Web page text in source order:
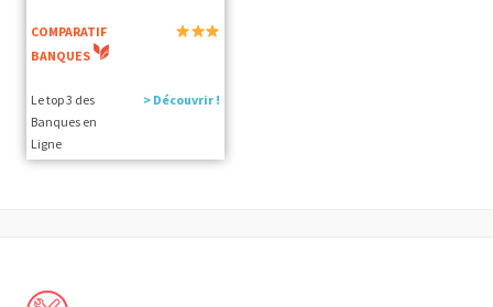
COMPARATIF
BANQUES
Le top 3 des
Banques en
Ligne
> Découvrir !